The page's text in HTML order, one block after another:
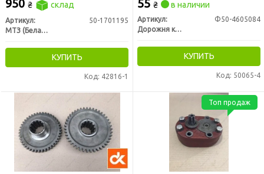
950 ₴ склад
Артикул:
50-1701195
МТЗ (Беларусь)
КУПИТЬ
Код: 42816-1
55 ₴ в наличии
Артикул:
Ф50-4605084
Дорожня карта
КУПИТЬ
Код: 50065-4
Топ продаж